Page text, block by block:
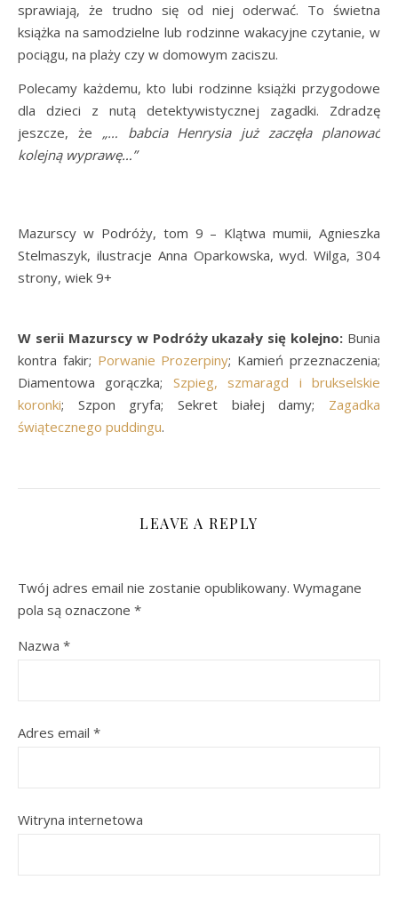
sprawiają, że trudno się od niej oderwać. To świetna
książka na samodzielne lub rodzinne wakacyjne czytanie, w
pociągu, na plaży czy w domowym zaciszu.
Polecamy każdemu, kto lubi rodzinne książki przygodowe
dla dzieci z nutą detektywistycznej zagadki. Zdradzę
jeszcze, że „… babcia Henrysia już zaczęła planować
kolejną wyprawę…”
Mazurscy w Podróży, tom 9 – Klątwa mumii, Agnieszka
Stelmaszyk, ilustracje Anna Oparkowska, wyd. Wilga, 304
strony, wiek 9+
W serii Mazurscy w Podróży ukazały się kolejno: Bunia
kontra fakir; Porwanie Prozerpiny; Kamień przeznaczenia;
Diamentowa gorączka; Szpieg, szmaragd i brukselskie
koronki; Szpon gryfa; Sekret białej damy; Zagadka
świątecznego puddingu.
LEAVE A REPLY
Twój adres email nie zostanie opublikowany. Wymagane
pola są oznaczone *
Nazwa *
Adres email *
Witryna internetowa